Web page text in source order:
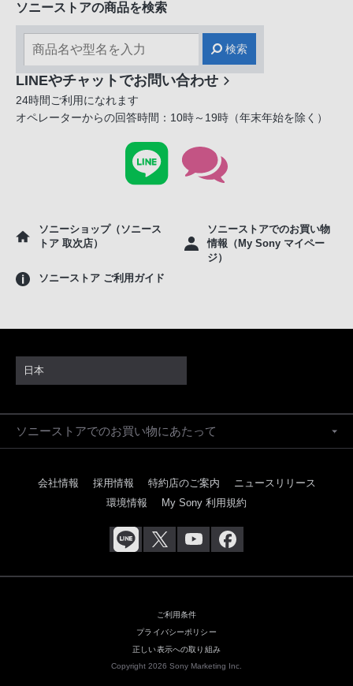
ソニーストアの商品を検索
検索
LINEやチャットでお問い合わせ
24時間ご利用になれます
オペレーターからの回答時間：10時～19時（年末年始を除く）
ソニーショップ（ソニース
トア 取次店）
ソニーストアでのお買い物
情報（My Sony マイペー
ジ）
ソニーストア ご利用ガイド
日本
ソニーストアでのお買い物にあたって
会社情報 採用情報 特約店のご案内
ニュースリリース
環境情報
My Sony 利用規約
ご利用条件
プライバシーポリシー
正しい表示への取り組み
Copyright 2026 Sony Marketing Inc.